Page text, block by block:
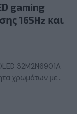
gaming
165Hz και
32M2N6901A
χρωμάτων με…